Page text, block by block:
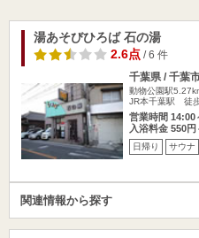
湯あそびひろば 石の湯
2.6点/ 6 件
千葉県 / 千葉
動物公園駅
JR本千葉駅 徒
営業時間 14:00
入浴料金 550円
日帰り サウナ
関連情報から探す